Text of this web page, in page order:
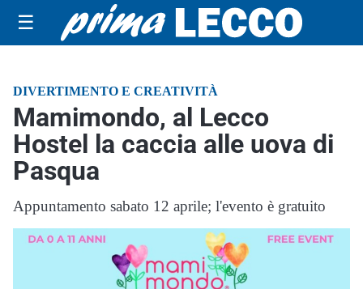
☰
DIVERTIMENTO E CREATIVITÀ
Mamimondo, al Lecco
Hostel la caccia alle uova di
Pasqua
Appuntamento sabato 12 aprile; l'evento è gratuito